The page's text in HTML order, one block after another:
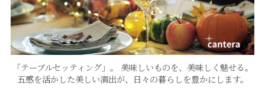
「テーブルセッティング」。 美味しいものを、美味しく魅せる。
五感を活かした美しい演出が、日々の暮らしを豊かにします。